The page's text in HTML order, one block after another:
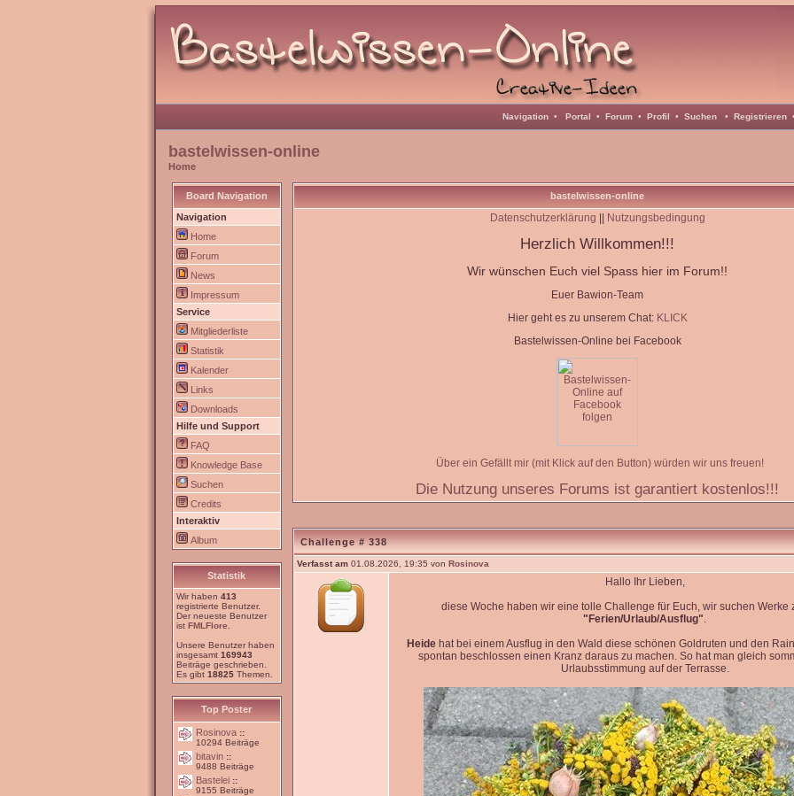
Navigation• Portal • Forum• Profil • Suchen• Registrieren
bastelwissen-online
Home
Board Navigation
Navigation
Home
Forum
News
Impressum
Service
Mitgliederliste
Statistik
Kalender
Links
Downloads
Hilfe und Support
FAQ
Knowledge Base
Suchen
Credits
Interaktiv
Album
Statistik
Wir haben 413
registrierte Benutzer.
Der neueste Benutzer
ist FMLFlore
Unsere Benutzer haben
insgesamt 169943
Beiträge geschrieben.
Es gibt 18825Themen.
Top Poster
Rosinova ::
10294 Beiträge
bitavin ::
9488 Beiträge
Bastelei ::
9155 Beiträge
bastelwissen-online
Datenschutzerklärung Nutzungsbedingung
Herzlich Willkommen!!!
Wir wünschen Euch viel Spass hier im Forum!!
Euer Bawion-Team
Hier geht es zu unserem Chat: KLICK
Bastelwissen-Online bei Facebook
Über ein Gefällt mir (mit Klick auf den Button) würden wir uns freuen!
Die Nutzung unseres Forums ist garantiert kostenlos!!!
Challenge # 338
Verfasst am01.08.2026, 19:35 von Rosinova
Hallo Ihr Lieben,
diese Woche haben wir eine tolle Challenge für Euch, wir suchen Werke
"Ferien/Urlaub/Ausflug".
Heide hat bei einem Ausflug in den Wald diese schönen Goldruten und den
spontan beschlossen einen Kranz daraus zu machen. So hat man gleich
Urlaubsstimmung auf der Terrasse.